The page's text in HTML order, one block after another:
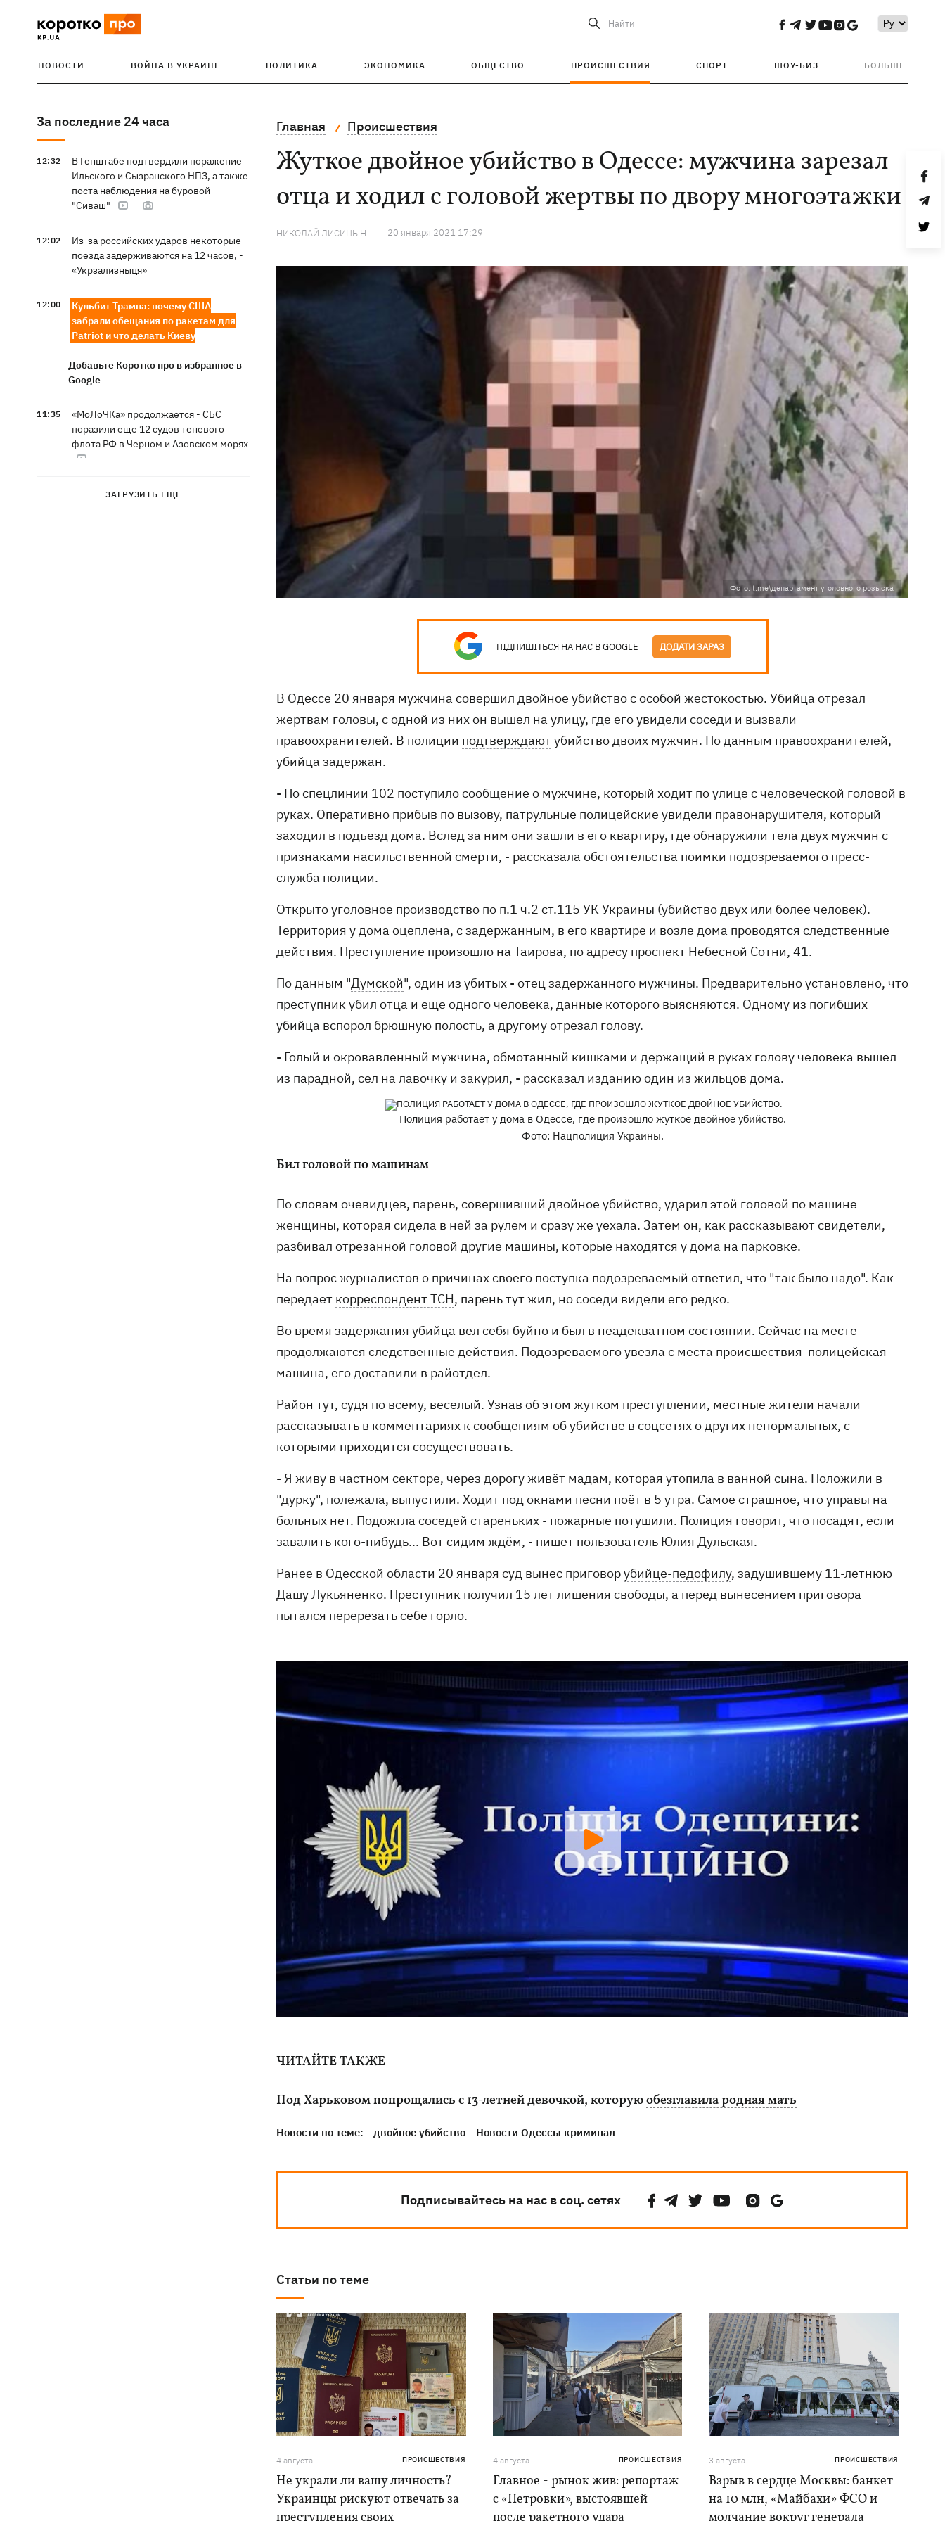
Найти
НОВОСТИ ВОЙНА В УКРАИНЕ ПОЛИТИКА ЭКОНОМИКА ОБЩЕСТВО ПРОИСШЕСТВИЯ СПОРТ ШОУ-БИЗ БОЛЬШЕ
За последние 24 часа
12:32
В Генштабе подтвердили поражение
Ильского и Сызранского НПЗ, а также
поста наблюдения на буровой
"Сиваш"
12:02
Из-за российских ударов некоторые
поезда задерживаются на 12 часов, -
«Укрзализныця»
12:00
Кульбит Трампа: почему США
забрали обещания по ракетам для
Patriot и что делать Киеву
Добавьте Коротко про в избранное в
Google
11:35
«МоЛоЧКа» продолжается - СБС
поразили еще 12 судов теневого
флота РФ в Черном и Азовском морях
Свадьба Роналду: бум в аэропорту
ЗАГРУЗИТЬ ЕЩЕ
Главная Происшествия
Жуткое двойное убийство в Одессе: мужчина зарезал
отца и ходил с головой жертвы по двору многоэтажки
НИКОЛАЙ ЛИСИЦЫН 20 января 2021 17:29
Фото: t.me\департамент уголовного розыска
ПІДПИШІТЬСЯ НА НАС В GOOGLE ДОДАТИ ЗАРАЗ
В Одессе 20 января мужчина совершил двойное убийство с особой жестокостью. Убийца отрезал
жертвам головы, с одной из них он вышел на улицу, где его увидели соседи и вызвали
правоохранителей. В полиции подтверждаютубийство двоих мужчин. По данным правоохранителей,
убийца задержан.
- По спецлинии 102 поступило сообщение о мужчине, который ходит по улице с человеческой головой в
руках. Оперативно прибыв по вызову, патрульные полицейские увидели правонарушителя, который
заходил в подъезд дома. Вслед за ним они зашли в его квартиру, где обнаружили тела двух мужчин с
признаками насильственной смерти, - рассказала обстоятельства поимки подозреваемого пресс-
служба полиции.
Открыто уголовное производство по п.1 ч.2 ст.115 УК Украины (убийство двух или более человек).
Территория у дома оцеплена, с задержанным, в его квартире и возле дома проводятся следственные
действия. Преступление произошло на Таирова, по адресу проспект Небесной Сотни, 41.
По данным "Думской", один из убитых - отец задержанного мужчины. Предварительно установлено, что
преступник убил отца и еще одного человека, данные которого выясняются. Одному из погибших
убийца вспорол брюшную полость, а другому отрезал голову.
- Голый и окровавленный мужчина, обмотанный кишками и держащий в руках голову человека вышел
из парадной, сел на лавочку и закурил, - рассказал изданию один из жильцов дома.
Полиция работает у дома в Одессе, где произошло жуткое двойное убийство.
Фото: Нацполиция Украины.
Бил головой по машинам
По словам очевидцев, парень, совершивший двойное убийство, ударил этой головой по машине
женщины, которая сидела в ней за рулем и сразу же уехала. Затем он, как рассказывают свидетели,
разбивал отрезанной головой другие машины, которые находятся у дома на парковке.
На вопрос журналистов о причинах своего поступка подозреваемый ответил, что "так было надо". Как
передает корреспондент ТСН, парень тут жил, но соседи видели его редко.
Во время задержания убийца вел себя буйно и был в неадекватном состоянии. Сейчас на месте
продолжаются следственные действия. Подозреваемого увезла с места происшествия полицейская
машина, его доставили в райотдел.
Район тут, судя по всему, веселый. Узнав об этом жутком преступлении, местные жители начали
рассказывать в комментариях к сообщениям об убийстве в соцсетях о других ненормальных, с
которыми приходится сосуществовать.
- Я живу в частном секторе, через дорогу живёт мадам, которая утопила в ванной сына. Положили в
"дурку", полежала, выпустили. Ходит под окнами песни поёт в 5 утра. Самое страшное, что управы на
больных нет. Подожгла соседей стареньких - пожарные потушили. Полиция говорит, что посадят, если
завалить кого-нибудь... Вот сидим ждём, - пишет пользователь Юлия Дульская.
Ранее в Одесской области 20 января суд вынес приговорубийце-педофилу, задушившему 11-летнюю
Дашу Лукьяненко. Преступник получил 15 лет лишения свободы, а перед вынесением приговора
пытался перерезать себе горло.
ЧИТАЙТЕ ТАКЖЕ
Под Харьковом попрощались с 13-летней девочкой, которую обезглавила родная мать
Новости по теме: двойное убийство Новости Одессы криминал
Подписывайтесь на нас в соц. сетях
Статьи по теме
4 августа ПРОИСШЕСТВИЯ
Не украли ли вашу личность?
Украинцы рискуют отвечать за
4 августа ПРОИСШЕСТВИЯ
Главное - рынок жив: репортаж
с «Петровки», выстоявшей
3 августа ПРОИСШЕСТВИЯ
Взрыв в сердце Москвы: банкет
на 10 млн, «Майбахи» ФСО и